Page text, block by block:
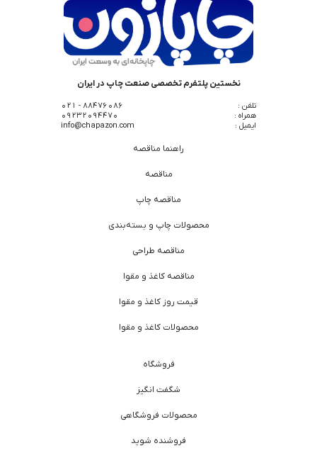
نخستین پلتفرم تخصصی صنعت چاپ در ایران
تلفن :
88476086 - 021
همراه :
09232094470
ایمیل :
info@chapazon.com
راهنما مناقصه
مناقصه
مناقصه چاپ
محصولات چاپ و بسته‌بندی
مناقصه طراحی
مناقصه کاغذ و مقوا
قیمت روز کاغذ و مقوا
محصولات کاغذ و مقوا
فروشگاه
شگفت انگیز
محصولات فروشگاهی
فروشنده شوید